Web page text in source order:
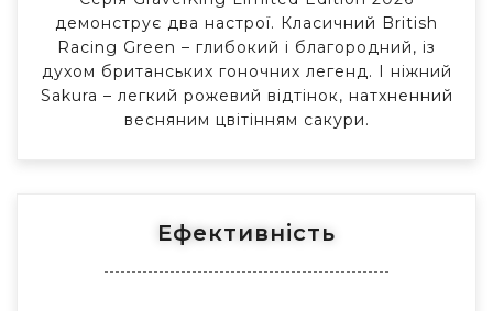
демонструє два настрої. Класичний British
Racing Green – глибокий і благородний, із
духом британських гоночних легенд. І ніжний
Sakura – легкий рожевий відтінок, натхненний
весняним цвітінням сакури.
Ефективність